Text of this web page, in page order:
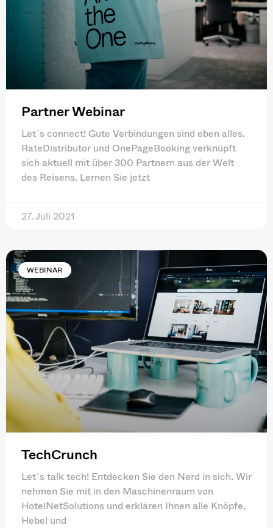
Partner Webinar
Let´s connect! Gute Verbindungen sind eben alles.
RateDistributor und OnePageBooking verknüpft
sich aktuell mit über 300 Partnern aus der Welt
des Reisens. Lernen Sie jetzt
27. Juli 2021
WEBINAR
TechCrunch
Let´s talk tech! Entdecken Sie den Nerd in sich. Wir
nehmen Sie mit in den Maschinenraum von
HotelNetSolutions und erklären Ihnen alle Knöpfe,
Hebel und